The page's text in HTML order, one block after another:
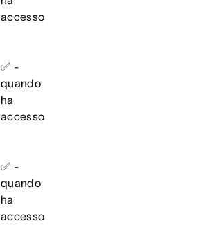
accesso
✅ -
quando
ha
accesso
✅ -
quando
ha
accesso